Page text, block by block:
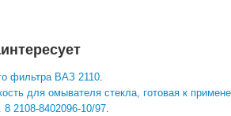
фильтра ВАЗ 2110.
для омывателя стекла, готовая к
8 2108-8402096-10/97.